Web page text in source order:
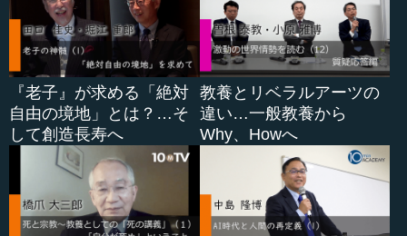
『古事記』に基づいてこう言えるというものとは違う。で
すから、なかなかそこのところは明確にはいえないという
ことになります。
●ケルト神話は多神教神話でアニミズム的要素を持っ
ている
―― そうしますと、神様の種類も比較的に明確ではない
のですか。
『老子』が求める「絶対
自由の境地」とは？…そ
して創造長寿へ
教養とリベラルアーツの
違い…一般教養から
Why、Howへ